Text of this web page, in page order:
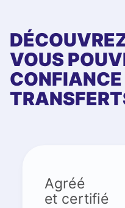
VOUS
Agréé
et certifié